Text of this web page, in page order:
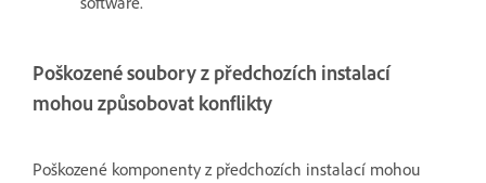
Poškozené soubory z předchozích instalací
mohou způsobovat konflikty
Poškozené komponenty z předchozích instalací mohou